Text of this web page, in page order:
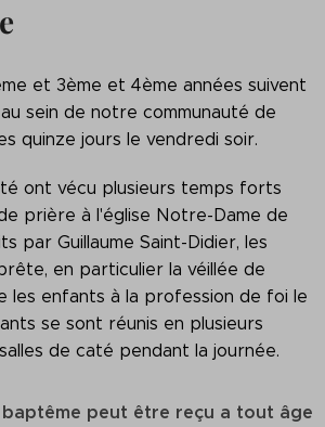
et 3ème et 4ème années suivent
sein de notre communauté de
quinze jours le vendredi soir.
ont vécu plusieurs temps forts
prière à l'église Notre-Dame de
par Guillaume Saint-Didier, les
en particulier la véillée de
les enfants à la profession de foi le
se sont réunis en plusieurs
de caté pendant la journée.
baptême peut être reçu a tout âge